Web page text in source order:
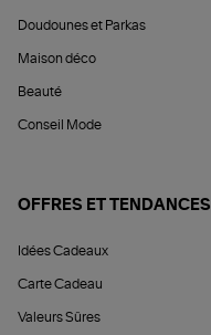
Doudounes et Parkas
Maison déco
Beauté
Conseil Mode
OFFRES ET TENDANCES
Idées Cadeaux
Carte Cadeau
Valeurs Sûres